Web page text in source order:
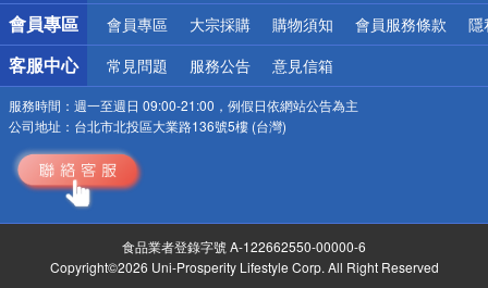
會員專區 會員專區 大宗採購 購物須知 會員服務條款 隱
客服中心 常見問題 服務公告 意見信箱
服務時間： 週一至週日 09:00-21:00，例假日依網站公告為主
公司地址： 台北市北投區大業路136號5樓 (台灣)
食品業者登錄字號 A-122662550-00000-6
Copyright©2026 Uni-Prosperity Lifestyle Corp. All Right Reserved